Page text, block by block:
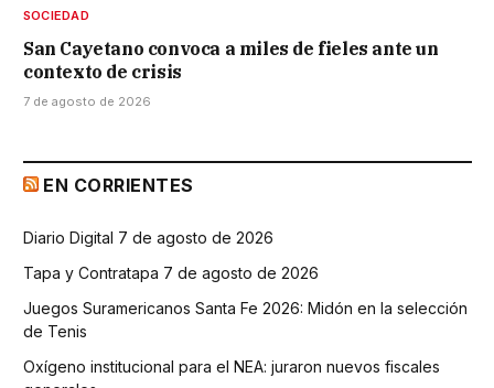
SOCIEDAD
San Cayetano convoca a miles de fieles ante un
contexto de crisis
7 de agosto de 2026
EN CORRIENTES
Diario Digital 7 de agosto de 2026
Tapa y Contratapa 7 de agosto de 2026
Juegos Suramericanos Santa Fe 2026: Midón en la selección
de Tenis
Oxígeno institucional para el NEA: juraron nuevos fiscales